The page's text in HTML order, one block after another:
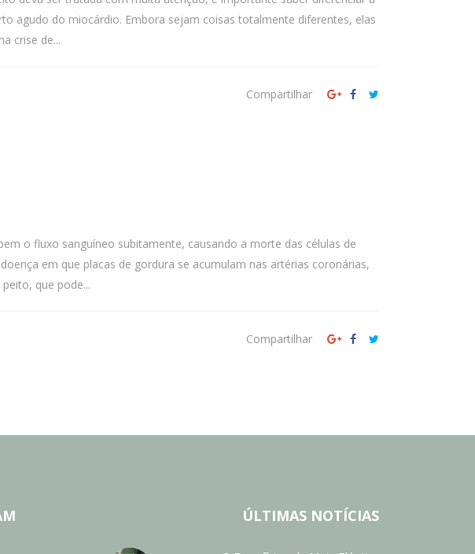
agudo do miocárdio. Embora sejam coisas totalmente diferentes, elas
crise de...
Compartilhar
o fluxo sanguíneo subitamente, causando a morte das células de
em que placas de gordura se acumulam nas artérias coronárias,
que pode...
Compartilhar
ÚLTIMAS NOTÍCIAS